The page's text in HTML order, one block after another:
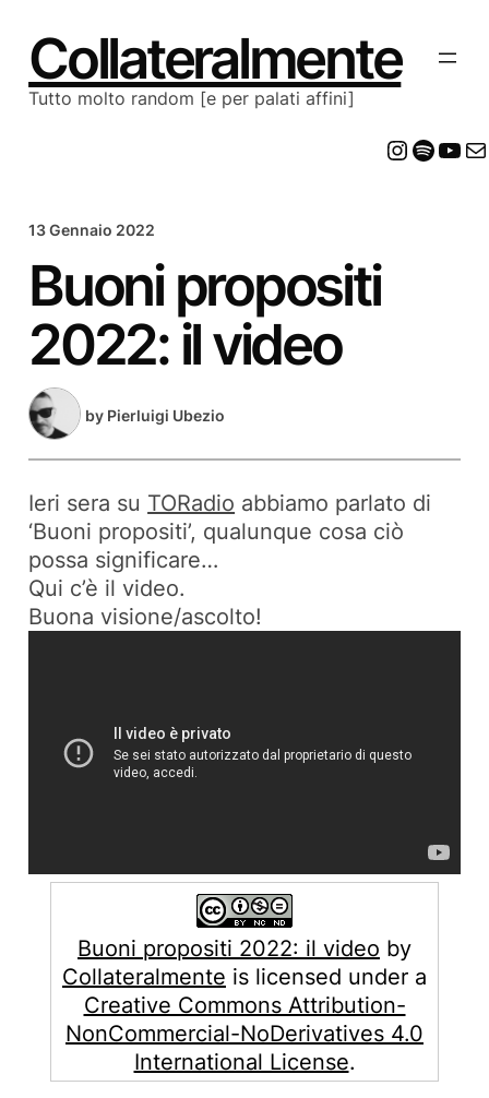
contenuto
Collateralmente
Tutto molto random [e per palati affini]
13 Gennaio 2022
Buoni propositi
2022: il video
by Pierluigi Ubezio
Ieri sera su TORadio abbiamo parlato di
‘Buoni propositi’, qualunque cosa ciò
possa significare…
Qui c’è il video.
Buona visione/ascolto!
Buoni propositi 2022: il video by
Collateralmente is licensed under a
Creative Commons Attribution-
NonCommercial-NoDerivatives 4.0
International License.